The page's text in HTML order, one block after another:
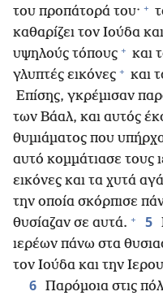
του προπάτορά του· +
καθαρίζει τον Ιούδα
υψηλούς τόπους + και
γλυπτές εικόνες + και
Επίσης, γκρέμισαν
των Βάαλ, και αυτός
θυμιάματος που
αυτό κομμάτιασε τους
εικόνες και τα χυτά
την οποία σκόρπισε
θυσίαζαν σε αυτά. + 5
ιερέων πάνω στα
τον Ιούδα και την
6 Παρόμοια στις